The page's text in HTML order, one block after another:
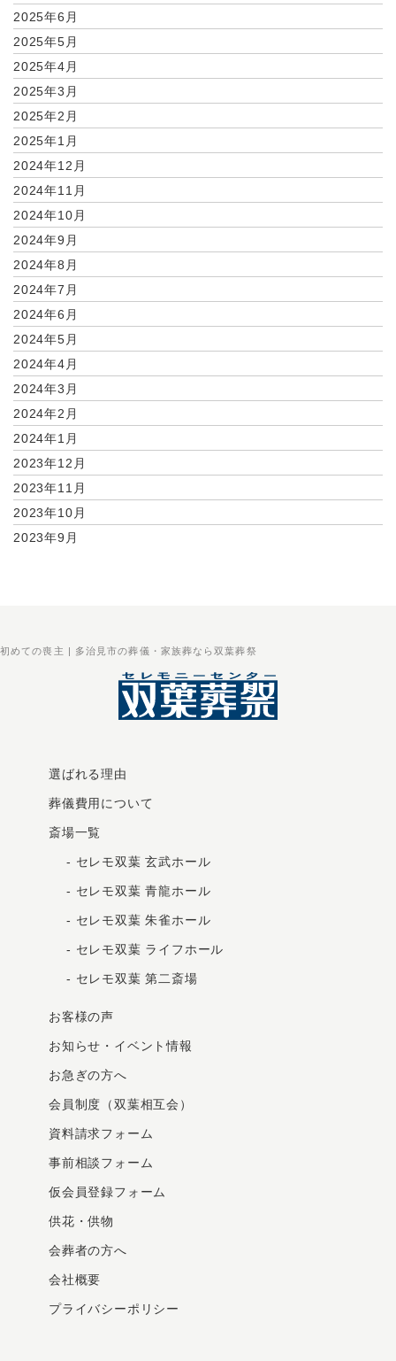
初めての喪主 | 多治見市の葬儀・家族葬なら双葉葬祭
2025年6月
2025年5月
2025年4月
2025年3月
2025年2月
2025年1月
2024年12月
2024年11月
2024年10月
2024年9月
2024年8月
2024年7月
2024年6月
2024年5月
2024年4月
2024年3月
2024年2月
2024年1月
2023年12月
2023年11月
2023年10月
2023年9月
選ばれる理由
葬儀費用について
斎場一覧
- セレモ双葉 玄武ホール
- セレモ双葉 青龍ホール
- セレモ双葉 朱雀ホール
- セレモ双葉 ライフホール
- セレモ双葉 第二斎場
お客様の声
お知らせ・イベント情報
お急ぎの⽅へ
会員制度（双葉相互会）
資料請求フォーム
事前相談フォーム
仮会員登録フォーム
供花・供物
会葬者の方へ
会社概要
プライバシーポリシー